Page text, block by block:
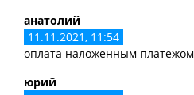
анатолий
11.11.2021, 11:54
оплата наложенным платежом
юрий